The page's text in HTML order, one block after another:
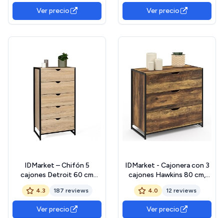
Ver precio Ver precio
IDMarket – Chifón 5
cajones Detroit 60 cm
Cómoda semanal, diseño
industrial
4.3 187 reviews
Ver precio
IDMarket - Cajonera con 3
cajones Hawkins 80 cm,
madera oscura, diseño
industrial
4.0 12 reviews
Ver precio